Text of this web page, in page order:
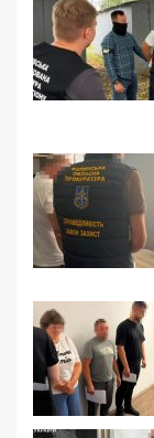
Читайте
За
Следующая
Атаки на
вантажівки
легковиків